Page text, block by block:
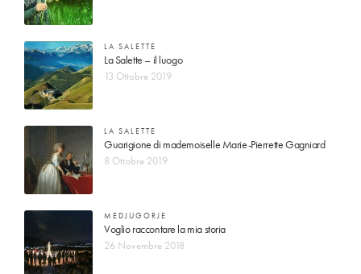
LA SALETTE
La Salette – il luogo
13 Ottobre 2019
LA SALETTE
Guarigione di mademoiselle Marie-Pierrette Gagniard
8 Ottobre 2019
MEDJUGORJE
Voglio raccontare la mia storia
26 Novembre 2018